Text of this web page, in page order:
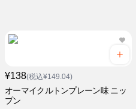
¥138(税込¥149.04)
オーマイクルトンプレーン味 ニッ
プン